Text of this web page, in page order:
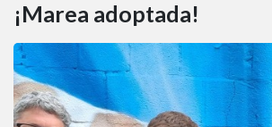
¡Marea adoptada!